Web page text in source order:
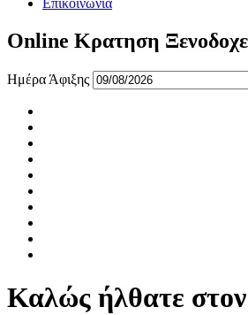
Επικοινωνια
Online Κρατηση
Ημέρα Άφιξης
Καλώς ήλθατε στον